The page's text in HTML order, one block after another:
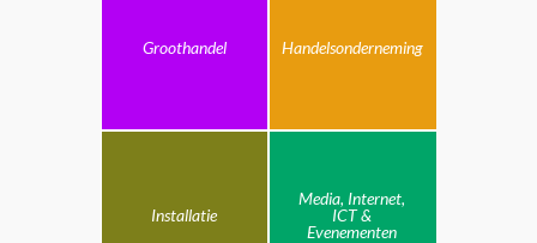
Groothandel Handelsonderneming
Installatie
Media, Internet,
ICT &
Evenementen